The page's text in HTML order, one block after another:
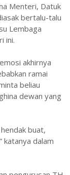
Menteri, Datuk
bertalu-talu
Lembaga
ini.
akhirnya
ramai
beliau
dewan yang
buat,
katanya dalam